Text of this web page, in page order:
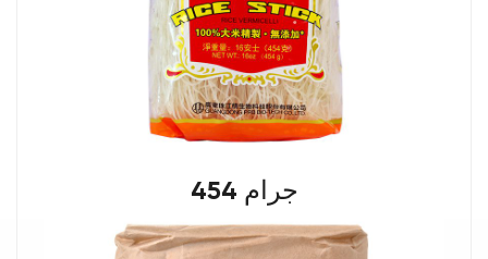
454 جرام